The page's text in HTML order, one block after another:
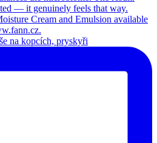
na kopcích, pryskyři